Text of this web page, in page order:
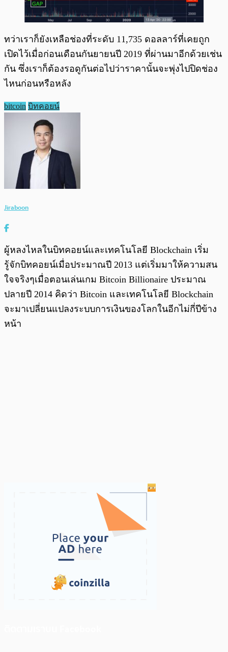
ทว่าเราก็ยังเหลือช่องที่ระดับ 11,735 ดอลลาร์ที่เคยถูก
เปิดไว้เมื่อก่อนเดือนกันยายนปี 2019 ที่ผ่านมาอีกด้วยเช่น
กัน ซึ่งเราก็ต้องรอดูกันต่อไปว่าราคานั้นจะพุ่งไปปิดช่อง
ไหนก่อนหรือหลัง
bitcoin บิทคอยน์
Jiraboon
ผู้หลงไหลในบิทคอยน์และเทคโนโลยี Blockchain เริ่ม
รู้จักบิทคอยน์เมื่อประมาณปี 2013 แต่เริ่มมาให้ความสน
ใจจริงๆเมื่อตอนเล่นเกม Bitcoin Billionaire ประมาณ
ปลายปี 2014 คิดว่า Bitcoin และเทคโนโลยี Blockchain
จะมาเปลี่ยนแปลงระบบการเงินของโลกในอีกไม่กี่ปีข้าง
หน้า